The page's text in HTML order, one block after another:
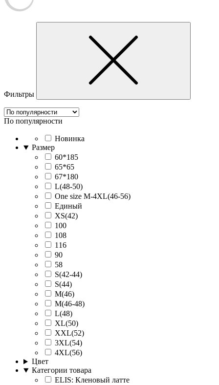
Фильтры
По популярности
Новинка
Размер
60*185
65*65
67*180
L(48-50)
One size M-4XL(46-56)
Единый
XS(42)
100
108
116
90
58
S(42-44)
S(44)
M(46)
M(46-48)
L(48)
XL(50)
XXL(52)
3XL(54)
4XL(56)
Цвет
Категории товара
ELIS: Кленовый латте